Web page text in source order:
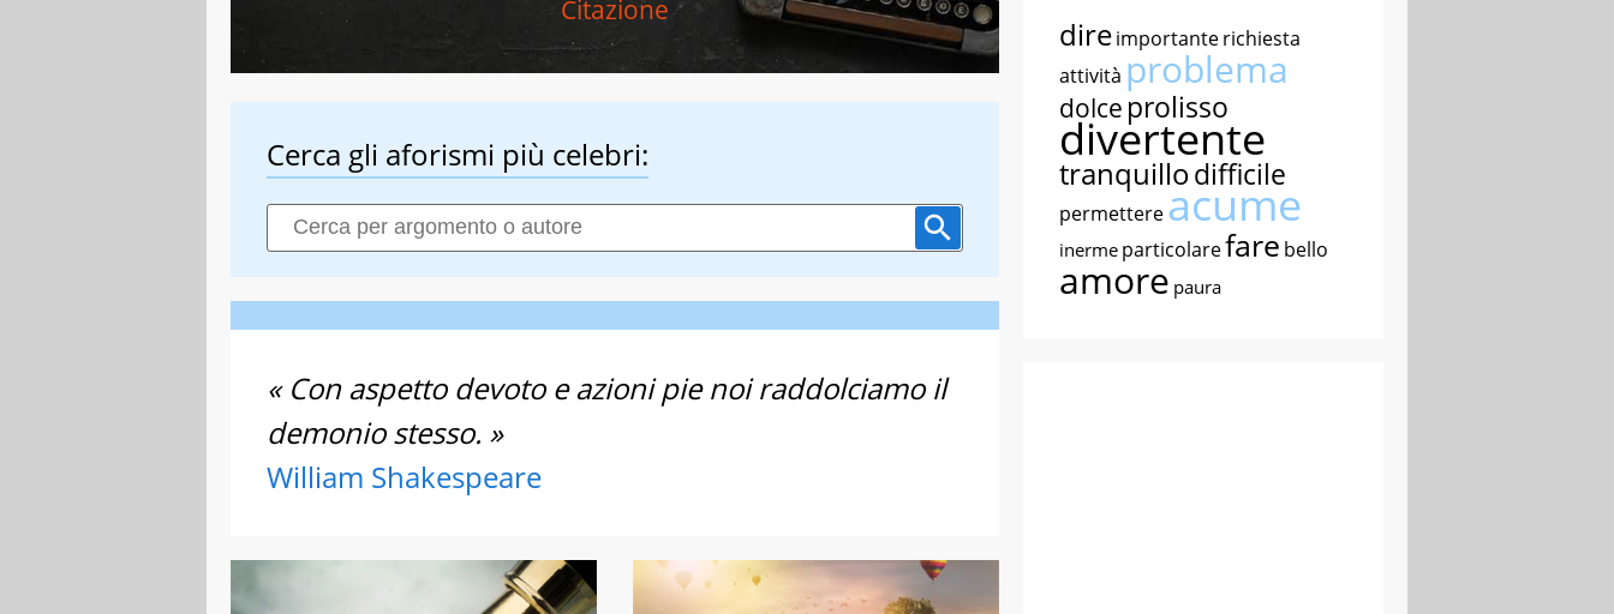
Citazione
Cerca gli aforismi più celebri:
« Con aspetto devoto e azioni pie noi raddolciamo il
demonio stesso. »
William Shakespeare
direimportanterichiesta
attività problema
dolce prolisso
divertente
tranquillodifficile
permettereacume
inerme particolarefare bello
amore paura